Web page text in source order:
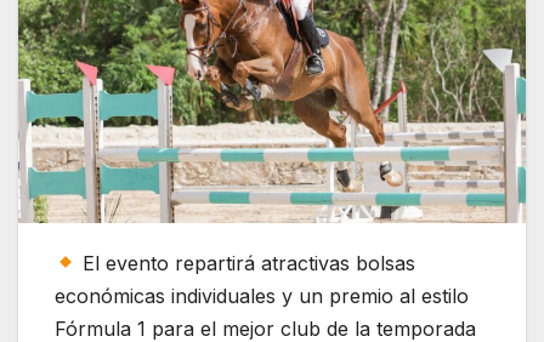
El evento repartirá atractivas bolsas
económicas individuales y un premio al estilo
Fórmula 1 para el mejor club de la temporada